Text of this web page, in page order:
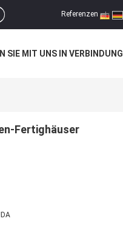
Referenzen |
SIE MIT UNS IN VERBINDUNG
Fertighäuser